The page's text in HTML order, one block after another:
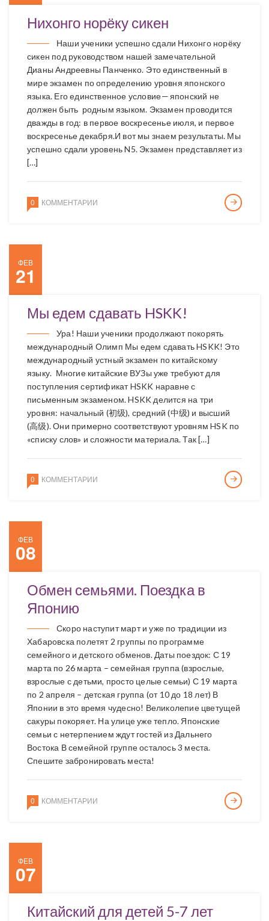
Нихонго норёку сикен
Наши ученики успешно сдали Нихонго норёку
сикен под руководством нашей замечательной
Дианы Андреевны Панченко. Это единственный в
мире экзамен по определению уровня японского
языка. Его единственное условие — японский не
должен быть родным языком. Экзамен проводится
дважды в год: в первое воскресенье июля, и первое
воскресенье декабря.И вот мы знаем результаты. Мы
успешно сдали уровень N5. Экзамен представляет из
[…]
0 КОММЕНТАРИИ
ФЕВ
21
Мы едем сдавать HSKK!
Ура! Наши ученики продолжают покорять
международный Олимп Мы едем сдавать HSKK! Это
международный устный экзамен по китайскому
языку. Многие китайские ВУЗы уже требуют для
поступления сертификат HSKK наравне с
письменным экзаменом. HSKK делится на три
уровня: начальный (初级), средний (中级) и высший
(高级). Они примерно соответствуют уровням HSK по
«списку слов» и сложности материала. Так […]
0 КОММЕНТАРИИ
ФЕВ
08
Обмен семьями. Поездка в
Японию
Скоро наступит март и уже по традиции из
Хабаровска полетят 2 группы по программе
семейного и детского обменов. Даты поездок: С 19
марта по 26 марта – семейная группа (взрослые,
взрослые с детьми, просто целые семьи) С 19 марта
по 2 апреля – детская группа (от 10 до 18 лет) В
Японии в это время чудесно! Великолепие цветущей
сакуры покоряет. На улице уже тепло. Японские
семьи с нетерпением ждут гостей из Дальнего
Востока В семейной группе осталось 3 места.
Спешите забронировать места!
0 КОММЕНТАРИИ
ФЕВ
07
Китайский для детей 5-7 лет